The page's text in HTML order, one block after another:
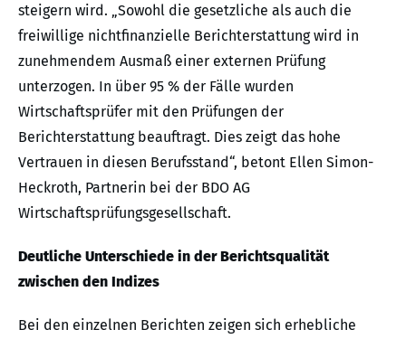
steigern wird. „Sowohl die gesetzliche als auch die
freiwillige nichtfinanzielle Berichterstattung wird in
zunehmendem Ausmaß einer externen Prüfung
unterzogen. In über 95 % der Fälle wurden
Wirtschaftsprüfer mit den Prüfungen der
Berichterstattung beauftragt. Dies zeigt das hohe
Vertrauen in diesen Berufsstand“, betont Ellen Simon-
Heckroth, Partnerin bei der BDO AG
Wirtschaftsprüfungsgesellschaft.
Deutliche Unterschiede in der Berichtsqualität
zwischen den Indizes
Bei den einzelnen Berichten zeigen sich erhebliche